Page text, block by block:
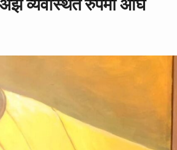
अझै व्यवस्थित रुपमा अघि